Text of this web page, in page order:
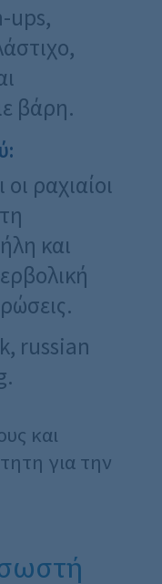
ups,
βάρη.
οι ραχιαίοι
και
russian
και
για την